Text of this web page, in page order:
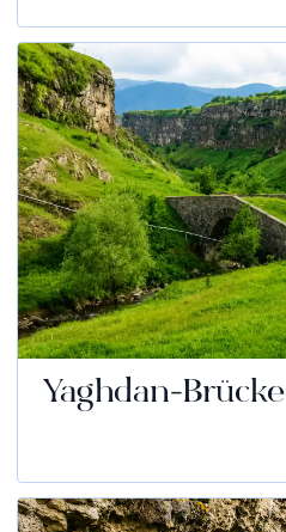
Yaghdan-Brücke